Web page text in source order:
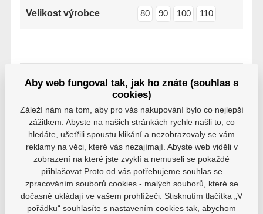
Velikost výrobce 80 90 100 110
Senior, 100, L, WH26
EAN: 1700000069111
Skladem 449 Kč
Senior, 110, XL, WH26
EAN: 1700000069128
Skladem 449 Kč
Aby web fungoval tak, jak ho znáte (souhlas s
cookies)
Záleží nám na tom, aby pro vás nakupování bylo co nejlepší
zážitkem. Abyste na našich stránkách rychle našli to, co
hledáte, ušetřili spoustu klikání a nezobrazovaly se vám
reklamy na věci, které vás nezajímají. Abyste web viděli v
zobrazení na které jste zvyklí a nemuseli se pokaždé
přihlašovat.Proto od vás potřebujeme souhlas se
zpracováním souborů cookies - malých souborů, které se
dočasně ukládají ve vašem prohlížeči. Stisknutím tlačítka „V
pořádku“ souhlasíte s nastavením cookies tak, abychom